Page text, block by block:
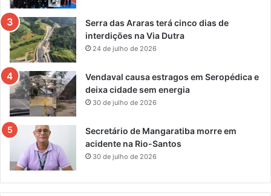
Serra das Araras terá cinco dias de
interdições na Via Dutra
24 de julho de 2026
Vendaval causa estragos em Seropédica e
deixa cidade sem energia
30 de julho de 2026
Secretário de Mangaratiba morre em
acidente na Rio-Santos
30 de julho de 2026